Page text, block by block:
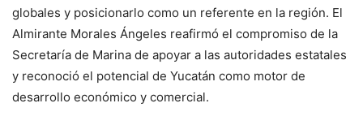
globales y posicionarlo como un referente en la región. El
Almirante Morales Ángeles reafirmó el compromiso de la
Secretaría de Marina de apoyar a las autoridades estatales
y reconoció el potencial de Yucatán como motor de
desarrollo económico y comercial.